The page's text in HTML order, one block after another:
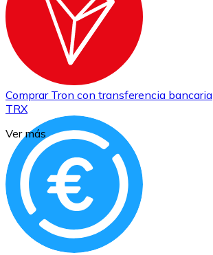
Comprar Tron con transferencia bancaria
TRX
Ver más